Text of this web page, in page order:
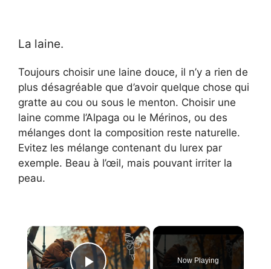
La laine.
Toujours choisir une laine douce, il n’y a rien de
plus désagréable que d’avoir quelque chose qui
gratte au cou ou sous le menton. Choisir une
laine comme l’Alpaga ou le Mérinos, ou des
mélanges dont la composition reste naturelle.
Evitez les mélange contenant du lurex par
exemple. Beau à l’œil, mais pouvant irriter la
peau.
×
Now Playing